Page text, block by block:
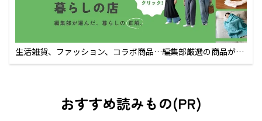
生活雑貨、ファッション、コラボ商品…編集部厳選の商品が買
えるECサイト
おすすめ読みもの(PR)